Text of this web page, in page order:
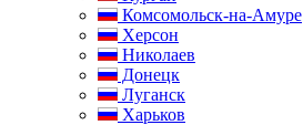
Комсомольск-на-Амуре
Херсон
Николаев
Донецк
Луганск
Харьков